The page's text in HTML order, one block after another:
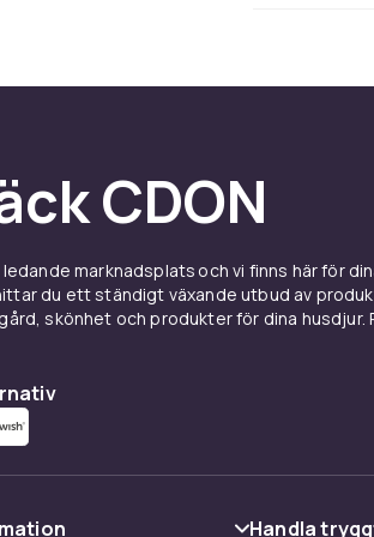
För att få ut
med
både
Köp
Hos CDON
för alla
CDON
ledande marknadsplats och vi finns här för
du ett ständigt växande utbud av
skönhet och produkter för dina husdjur.
Handla